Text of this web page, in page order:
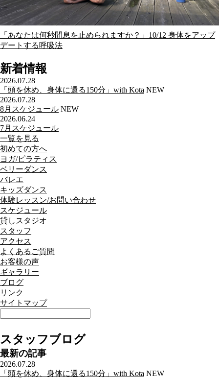
「あなたは何秒間息を止められますか？」10/12 身体をアップ
デートする呼吸法
新着情報
2026.07.28
「頭を休め、身体に還る150分」with Kota NEW
2026.07.28
8月スケジュール NEW
2026.06.24
7月スケジュール
一覧を見る
初めての方へ
ヨガ/ピラティス
ベリーダンス
バレエ
キッズダンス
体験レッスン/お問い合わせ
スケジュール
貸しスタジオ
スタッフ
アクセス
よくあるご質問
お客様の声
ギャラリー
ブログ
リンク
サイトマップ
スタッフブログ
最新の記事
2026.07.28
「頭を休め、身体に還る150分」with Kota NEW